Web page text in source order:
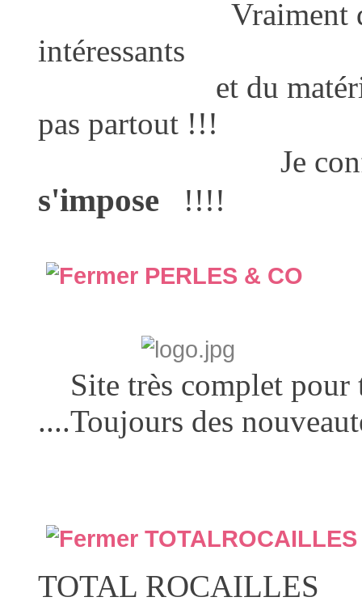
Vraiment de
intéressants
et du matériel de
pas partout !!!
Je
s'impose !!!!
PERLES & CO
Site très complet pour
....Toujours des
TOTALROCAILLES
TOTAL ROCAILLES